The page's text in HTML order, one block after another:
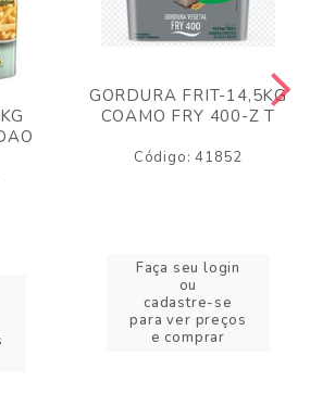
GORDURA FRIT-14,5KG
COAMO FRY 400-Z T
Código: 41852
Faça seu login
ou
cadastre-se
para ver preços
e comprar